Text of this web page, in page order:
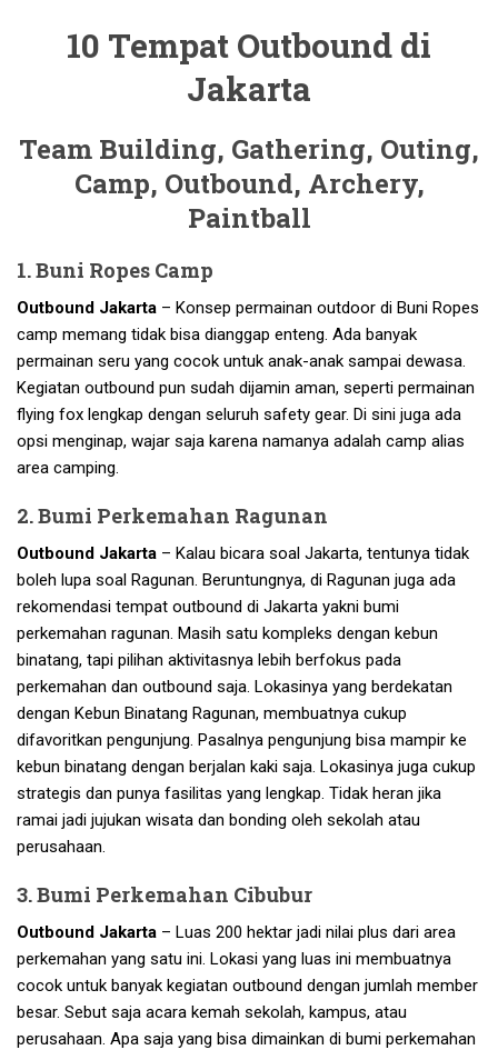
10 Tempat Outbound di
Jakarta
Team Building, Gathering, Outing,
Camp, Outbound, Archery,
Paintball
1. Buni Ropes Camp
Outbound Jakarta – Konsep permainan outdoor di Buni Ropes
camp memang tidak bisa dianggap enteng. Ada banyak
permainan seru yang cocok untuk anak-anak sampai dewasa.
Kegiatan outbound pun sudah dijamin aman, seperti permainan
flying fox lengkap dengan seluruh safety gear. Di sini juga ada
opsi menginap, wajar saja karena namanya adalah camp alias
area camping.
2. Bumi Perkemahan Ragunan
Outbound Jakarta – Kalau bicara soal Jakarta, tentunya tidak
boleh lupa soal Ragunan. Beruntungnya, di Ragunan juga ada
rekomendasi tempat outbound di Jakarta yakni bumi
perkemahan ragunan. Masih satu kompleks dengan kebun
binatang, tapi pilihan aktivitasnya lebih berfokus pada
perkemahan dan outbound saja. Lokasinya yang berdekatan
dengan Kebun Binatang Ragunan, membuatnya cukup
difavoritkan pengunjung. Pasalnya pengunjung bisa mampir ke
kebun binatang dengan berjalan kaki saja. Lokasinya juga cukup
strategis dan punya fasilitas yang lengkap. Tidak heran jika
ramai jadi jujukan wisata dan bonding oleh sekolah atau
perusahaan.
3. Bumi Perkemahan Cibubur
Outbound Jakarta – Luas 200 hektar jadi nilai plus dari area
perkemahan yang satu ini. Lokasi yang luas ini membuatnya
cocok untuk banyak kegiatan outbound dengan jumlah member
besar. Sebut saja acara kemah sekolah, kampus, atau
perusahaan. Apa saja yang bisa dimainkan di bumi perkemahan